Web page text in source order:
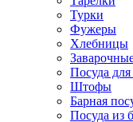
Турки
Фужеры
Хлебницы
Посуда для
Штофы
Барная
Посуда из